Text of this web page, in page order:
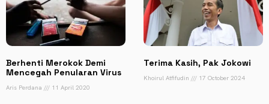
Berhenti Merokok Demi
Mencegah Penularan Virus
Aris Perdana 11 April 2020
Terima Kasih, Pak Jokowi
Khoirul Atfifudin 17 October 2024